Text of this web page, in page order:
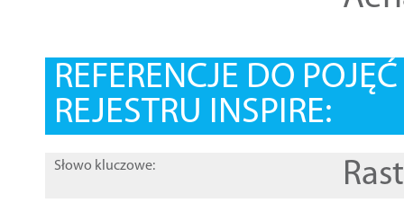
REFERENCJE DO
REJESTRU INSPIRE:
Słowo kluczowe: